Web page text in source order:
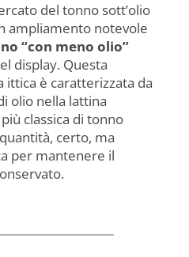
del tonno sott’olio
ampliamento notevole
“con meno olio”
display. Questa
ittica è caratterizzata da
olio nella lattina
classica di tonno
certo, ma
per mantenere il